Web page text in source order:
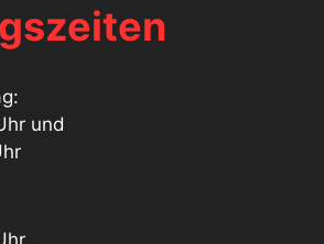
und